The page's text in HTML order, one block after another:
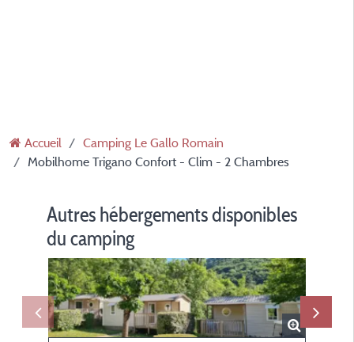
Accueil
Camping Le Gallo Romain
Mobilhome Trigano Confort - Clim - 2 Chambres
Autres hébergements disponibles
du camping